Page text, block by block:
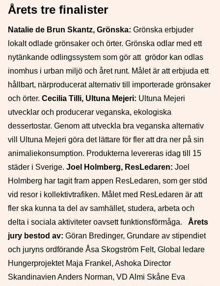
Årets tre finalister
Natalie de Brun Skantz, Grönska: Grönska erbjuder
lokalt odlade grönsaker och örter. Grönska odlar med ett
nytänkande odlingssystem som gör att grödor kan odlas
inomhus i urban miljö och året runt. Målet är att erbjuda ett
hållbart, närproducerat alternativ till importerade grönsaker
och örter. Cecilia Tilli, Ultuna Mejeri: Ultuna Mejeri
utvecklar och producerar veganska, ekologiska
dessertostar. Genom att utveckla bra veganska alternativ
vill Ultuna Mejeri göra det lättare för fler att dra ner på sin
animaliekonsumption. Produkterna levereras idag till 15
städer i Sverige. Joel Holmberg, ResLedaren: Joel
Holmberg har tagit fram appen ResLedaren, som ger stöd
vid resor i kollektivtrafiken. Målet med ResLedaren är att
fler ska kunna ta del av samhället, studera, arbeta och
delta i sociala aktiviteter oavsett funktionsförmåga.
Årets
jury bestod av: Göran Bredinger, Grundare av stipendiet
och juryns ordförande Åsa Skogström Felt, Global ledare
Hungerprojektet Maja Frankel, Ashoka Director
Skandinavien Anders Norman, VD Almi Skåne Eva